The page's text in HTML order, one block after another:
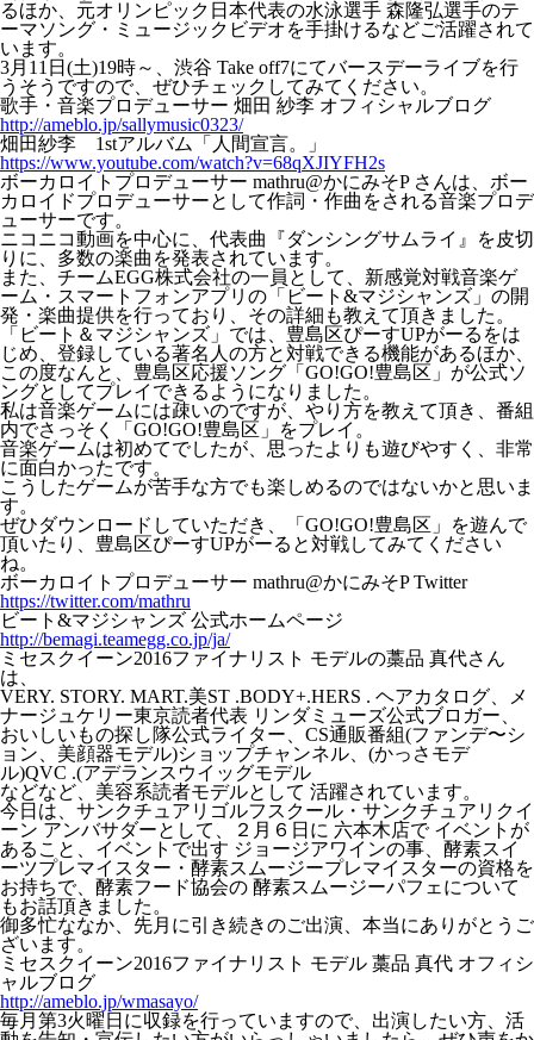
るほか、元オリンピック日本代表の水泳選手 森隆弘選手のテ
ーマソング・ミュージックビデオを手掛けるなどご活躍されて
います。
3月11日(土)19時～、渋谷 Take off7にてバースデーライブを行
うそうですので、ぜひチェックしてみてください。
歌手・音楽プロデューサー 畑田 紗李 オフィシャルブログ
http://ameblo.jp/sallymusic0323/
畑田紗李 1stアルバム「人間宣言。」
https://www.youtube.com/watch?v=68qXJIYFH2s
ボーカロイトプロデューサー mathru@かにみそP さんは、ボー
カロイドプロデューサーとして作詞・作曲をされる音楽プロデ
ューサーです。
ニコニコ動画を中心に、代表曲『ダンシングサムライ』を皮切
りに、多数の楽曲を発表されています。
また、チームEGG株式会社の一員として、新感覚対戦音楽ゲ
ーム・スマートフォンアプリの「ビート&マジシャンズ」の開
発・楽曲提供を行っており、その詳細も教えて頂きました。
「ビート＆マジシャンズ」では、豊島区ぴーすUPがーるをは
じめ、登録している著名人の方と対戦できる機能があるほか、
この度なんと、豊島区応援ソング「GO!GO!豊島区」が公式ソ
ングとしてプレイできるようになりました。
私は音楽ゲームには疎いのですが、やり方を教えて頂き、番組
内でさっそく「GO!GO!豊島区」をプレイ。
音楽ゲームは初めてでしたが、思ったよりも遊びやすく、非常
に面白かったです。
こうしたゲームが苦手な方でも楽しめるのではないかと思いま
す。
ぜひダウンロードしていただき、「GO!GO!豊島区」を遊んで
頂いたり、豊島区ぴーすUPがーると対戦してみてください
ね。
ボーカロイトプロデューサー mathru@かにみそP Twitter
https://twitter.com/mathru
ビート&マジシャンズ 公式ホームページ
http://bemagi.teamegg.co.jp/ja/
ミセスクイーン2016ファイナリスト モデルの藁品 真代さん
は、
VERY. STORY. MART.美ST .BODY+.HERS . ヘアカタログ、メ
ナージュケリー東京読者代表 リンダミューズ公式ブロガー、
おいしいもの探し隊公式ライター、CS通販番組(ファンデ〜シ
ョン、美顔器モデル)ショップチャンネル、(かっさモデ
ル)QVC .(アデランスウイッグモデル
などなど、美容系読者モデルとして 活躍されています。
今日は、サンクチュアリゴルフスクール・サンクチュアリクイ
ーン アンバサダーとして、２月６日に 六本木店で イベントが
あること、イベントで出す ジョージアワインの事、酵素スイ
ーツプレマイスター・酵素スムージープレマイスターの資格を
お持ちで、酵素フード協会の 酵素スムージーパフェについて
もお話頂きました。
御多忙ななか、先月に引き続きのご出演、本当にありがとうご
ざいます。
ミセスクイーン2016ファイナリスト モデル 藁品 真代 オフィシ
ャルブログ
http://ameblo.jp/wmasayo/
毎月第3火曜日に収録を行っていますので、出演したい方、活